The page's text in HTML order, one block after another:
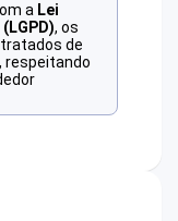
a Lei
, os
de
respeitando